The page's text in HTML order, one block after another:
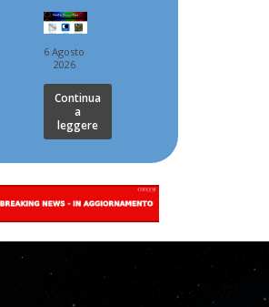
6 Agosto
2026
Continua
a
leggere